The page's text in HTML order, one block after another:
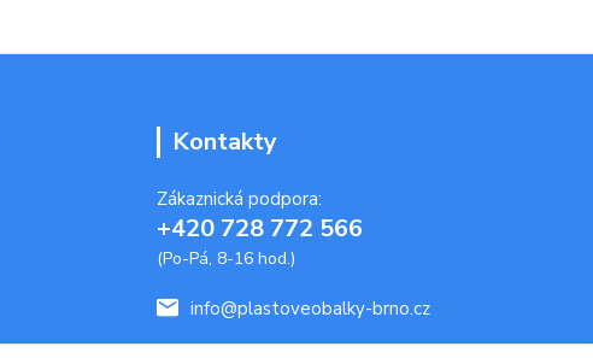
Kontakty
Zákaznická podpora:
+420 728 772 566
(Po-Pá, 8-16 hod.)
info@plastoveobalky-brno.cz